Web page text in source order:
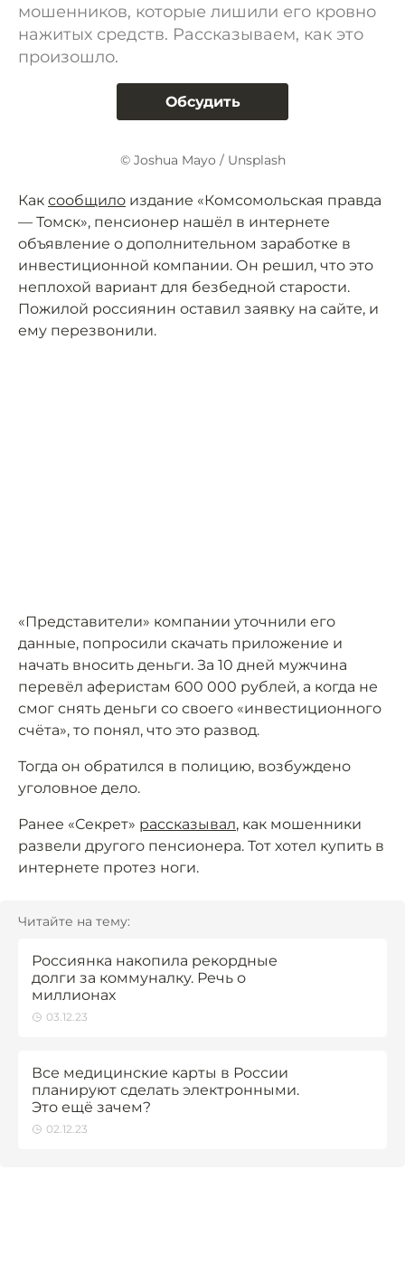
мошенников, которые лишили его кровно
нажитых средств. Рассказываем, как это
произошло.
Обсудить
© Joshua Mayo / Unsplash
Как сообщило издание «Комсомольская правда
— Томск», пенсионер нашёл в интернете
объявление о дополнительном заработке в
инвестиционной компании. Он решил, что это
неплохой вариант для безбедной старости.
Пожилой россиянин оставил заявку на сайте, и
ему перезвонили.
«Представители» компании уточнили его
данные, попросили скачать приложение и
начать вносить деньги. За 10 дней мужчина
перевёл аферистам 600 000 рублей, а когда не
смог снять деньги со своего «инвестиционного
счёта», то понял, что это развод.
Тогда он обратился в полицию, возбуждено
уголовное дело.
Ранее «Секрет» рассказывал, как мошенники
развели другого пенсионера. Тот хотел купить в
интернете протез ноги.
Читайте на тему:
Россиянка накопила рекордные
долги за коммуналку. Речь о
миллионах
03.12.23
Все медицинские карты в России
планируют сделать электронными.
Это ещё зачем?
02.12.23